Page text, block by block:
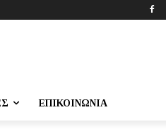
ΕΠΙΚΟΙΝΩΝΊΑ